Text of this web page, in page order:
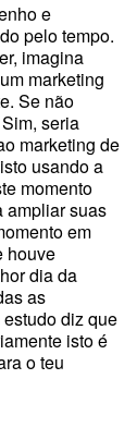
e
pelo tempo.
imagina
marketing
Se não
seria
marketing de
usando a
momento
ampliar suas
em
houve
dia da
as
diz que
isto é
o teu